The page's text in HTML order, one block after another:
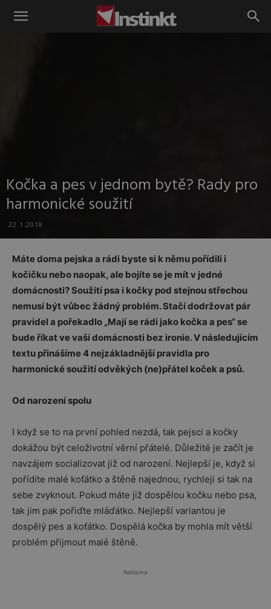
Instinkt
Kočka a pes v jednom bytě? Rady pro
harmonické soužití
22.1.2018
Máte doma pejska a rádi byste si k němu pořídili i
kočičku nebo naopak, ale bojíte se je mít v jedné
domácnosti? Soužití psa i kočky pod stejnou střechou
nemusí být vůbec žádný problém. Stačí dodržovat pár
pravidel a pořekadlo „Mají se rádi jako kočka a pes“ se
bude říkat ve vaší domácnosti bez ironie. V následujícím
textu přinášíme 4 nejzákladnější pravidla pro
harmonické soužití odvěkých (ne)přátel koček a psů.
Od narození spolu
I když se to na první pohled nezdá, tak pejsci a kočky
dokážou být celoživotní věrní přátelé. Důležité je začít je
navzájem socializovat již od narození. Nejlepší je, když si
pořídíte malé koťátko a štěně najednou, rychleji si tak na
sebe zvyknout. Pokud máte již dospělou kočku nebo psa,
tak jim pak pořiďte mláďátko. Nejlepší variantou je
dospělý pes a koťátko. Dospělá kočka by mohla mít větší
problém přijmout malé štěně.
Reklama